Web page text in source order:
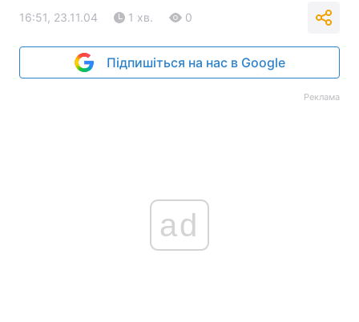
16:51, 23.11.04 1 хв. 0
Підпишіться на нас в Google
Реклама
ad